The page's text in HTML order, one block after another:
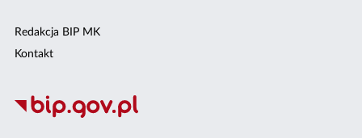
Redakcja BIP MK
Kontakt